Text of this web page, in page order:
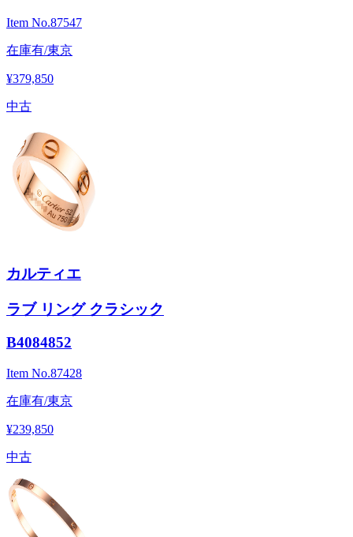
Item No.87547
在庫有/東京
¥379,850
中古
カルティエ
ラブ リング クラシック
B4084852
Item No.87428
在庫有/東京
¥239,850
中古